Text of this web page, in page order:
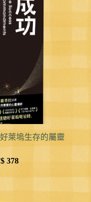
萊塢生存的屬靈
378